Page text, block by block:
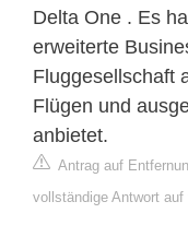
Delta One . Es
erweiterte
Fluggesellschaft
Flügen und
anbietet.
Antrag auf
vollständige Antwort